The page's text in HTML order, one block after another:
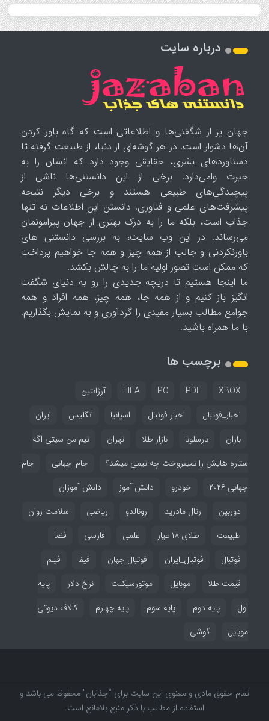
درباره سایت
جهان پر از شگفتی‌ها و اطلاعاتی است که گاه باور کردن
آن‌ها دشوار است. در هر گوشه‌ای از دنیا، از طبیعت گرفته تا
دستاوردهای بشری، حقایقی وجود دارد که انسان را به
حیرت وامی‌دارد. برخی از این دانستنی‌ها ناشی از
پیچیدگی‌های طبیعی هستند و برخی دیگر نتیجه
پیشرفت‌های علمی و فناوری. دانستن این اطلاعات نه تنها
جذاب است، بلکه ما را به درک بهتری از جهان پیرامونمان
می‌رساند. در این وب سایت، به بررسی دانستنی های
باورنکردنی و جالب از همه چیز و همه جا خواهیم پرداخت
که ممکن است تصور اولیه ما را به چالش بکشد.
ما اینجا هستیم تا دریچه جدیدی را رو به دنیای شگفت
انگیز باز کنیم و از همه جا، همه چیز، همه افراد و همه
جوامع مطالب بسیار مفیدی را گردآوری و به نمایش بگذاریم.
با ما همراه باشید.
برچسب ها
FIFA PC PDF XBOX
آرژانتین
اخبار_فوتبال
اخبار فوتبال اسپانیا انگلیس
ایران
باران
بارسلونا بازار طلا تهران
تیم من سیتی اگه
ستاره هایش را نمیفروخت چه تیمی میشد؟
جام_جهانی
جام
جهانی ۲۰۲۶
خودرو دانش آموز
دانش آموزان
دوربین
رئال مادرید رونالدو ریاضی
سلامت روان
طبیعت
طلای ۱۸ عیار علمی فارسی
فضا
فوتبال
فوتبال_ایران فوتبال جهان فیفا
فیلم
قیمت طلا
موبایل موتورسیکلت نرخ دلار
پایه
اول
پایه دوم پایه سوم پایه چهارم
کالاف دیوتی
موبایل
گوشی
تمام حقوق مادی و معنوی این سایت برای "جذابان" محفوظ می باشد و
استفاده از مطالب با ذکر منبع بلامانع است.